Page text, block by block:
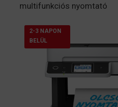
multifunkciós nyomtató
2-3 NAPON
BELÜL